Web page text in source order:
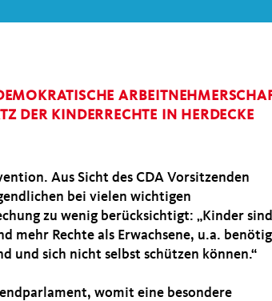
DER KINDERRECHTE IN HERDECKE
Aus Sicht des CDA Vorsitzenden
bei vielen wichtigen
zu wenig berücksichtigt: „Kinder sind
mehr Rechte als Erwachsene, u.a.
und sich nicht selbst schützen können.“
womit eine besondere